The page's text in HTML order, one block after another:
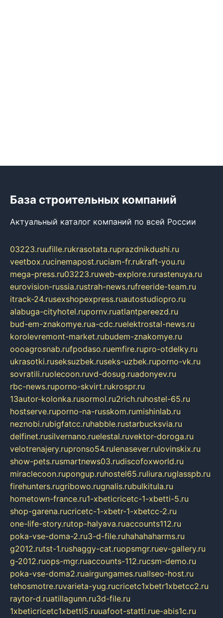
База строительных компаний
Актуальный каталог компаний по всей России
03223.ruufille.rukrasotata.ruprazdnikdushi.ru
veetbox.rucinemapost.ruciam-fr.rukraft-you.ru
mega-press.ru03223.ruweb-explore.rurastenuya.ru
eurovision-russia.rustrah-news.rufreeride-team.ru
itrack-24.rusexshopexpress.ruautostudiopro.ru
alabuga-cityhotel.rupornv.ruatlantpereezd.ru
bud-em-znakomye.rua-cdc.ruelektrostal-news.ru
korolevremont-market.rubudem-znakomye.ru
oooagrosnab.rufpodaso.ruemfire.rupro-otdelky.ru
ukrasotki.ruseksuzbek.ruseks-uzbek.ruporno-vk.ru
sovratili.ruolecoon.ruvd-dosug.ruadonyev.ru
rbc-news.ruporno-skvirt.rukrospr.ru
13autor-kolonka.rusormol.ru2rich.ruhostel-65.ru
hostserve.ruporno-na-russkom.rumishinlab.ru
neznobi.rubigfatcc.ruhabble.rustarbucksvia.ru
delfinet.rusilvernano.ruelestal.ruvektor-doroga.ru
velotrenajery.rupronso54.rulenasever.rulovinskix.ru
show-pets.rusmartnews03.rudiscofoxworld.ru
miraclecoon.rupongup.ruhostel65.ruliura.ruglasspb.ru
firehunters.rugribowo.rugnalis.rubulkitula.ru
hometown-france.ru1-xbeticricetc-1-xbetti-5.ru
shop-garena.rucricetc-1-xbetr-1-xbetcc-2.ru
one-life-story.rutop-halyava.ruaccounts112.ru
poka-vse-doma-2.ru3-d-file.ruhahahaharms.ru
g2012.rutst-1.rushaggy-cat.ruopsmgr.ruev-gallery.ru
g-2012.ruops-mgr.ruaccounts-112.rucsm-demo.ru
poka-vse-doma2.ruairgungames.ruallseo-host.ru
tehosmotre.ruvarieta-yug.rucricetc1xbetr1xbetcc2.ru
raytor-d.ruatillagunn.ru3d-file.ru
1xbeticricetc1xbetti5.ruuafoot-statti.rue-abis1c.ru